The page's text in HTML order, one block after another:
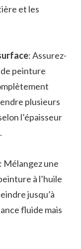
et les
: Assurez-
peinture
plusieurs
l’épaisseur
: Mélangez une
à l’huile
jusqu’à
fluide mais